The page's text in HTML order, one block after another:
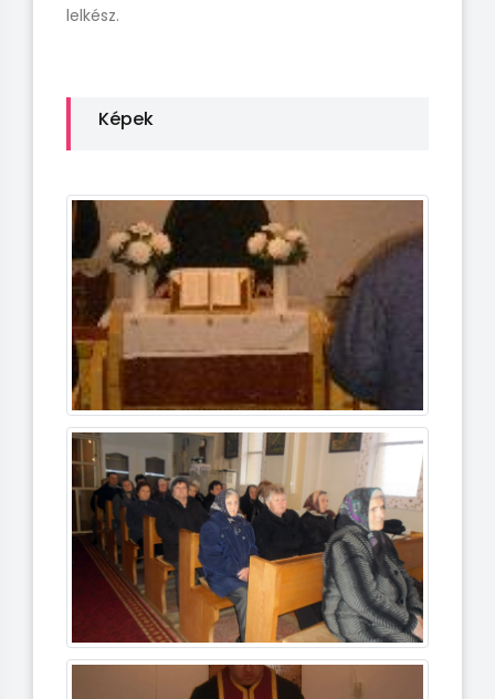
lelkész.
Képek